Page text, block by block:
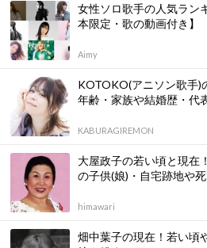
女性ソロ歌手の人気ラン
本限定・歌の動画付き】
Aimy
KOTOKO(アニソン歌手)
年齢・家族や結婚歴・代
KABURAGIREMON
大屋政子の若い頃と現在
の子供(娘)・自宅跡地や
himawari
畑中葉子の現在！若い頃